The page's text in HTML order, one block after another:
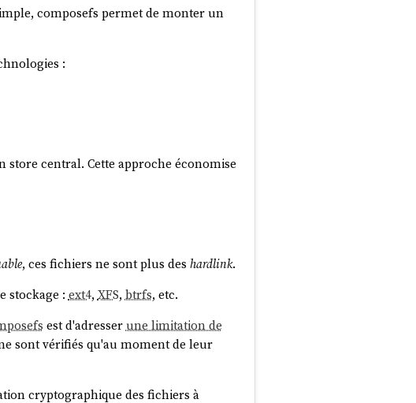
composefs permet de monter un
:
store central. Cette approche économise
, ces fichiers ne sont plus des hardlink.
stockage : ext4, XFS, btrfs, etc.
est d'adresserune limitation de
sont vérifiés qu'au moment de leur
cryptographique des fichiers à